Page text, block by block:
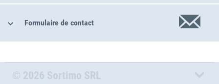
Formulaire de contact
© 2026 Sortimo SRL